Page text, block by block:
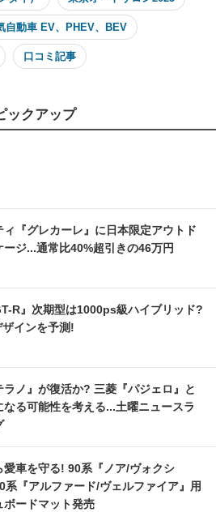
自動車 EV、PHEV、BEV
口コミ記事
ックアップ
ィ『グレカーレ』に日本限定アウトド
ージ...通常比40%超引きの46万円
R』次期型は1000ps級ハイブリッド?
インを予測!
ラノ』が復活か? 三菱『パジェロ』と
なる可能性を考える...土曜ニュースラ
愛車を守る! 90系『ノア/ヴォクシ
系『アルファード/ヴェルファイア』用
ボードマット発売